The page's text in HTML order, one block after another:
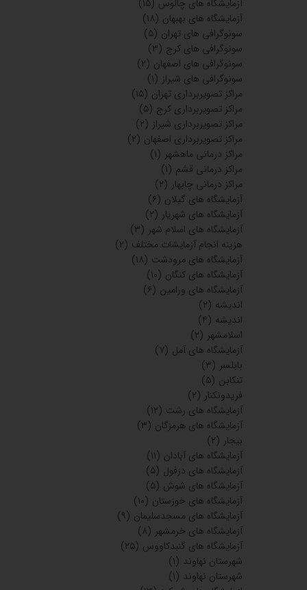
آزمایشگاه های چالوس (۱۵)
آزمایشگاه های بهبهان (۱۸)
سونوگرافی های تهران (۵)
سونوگرافی های کرج (۳)
سونوگرافی های اصفهان (۲)
سونوگرافی های شیراز (۱)
مراکز تصویربرداری تهران (۱۵)
مراکز تصویربرداری کرج (۵)
مراکز تصویربرداری شیراز (۲)
مراکز تصویربرداری اصفهان (۲)
مراکز درمانی ماهشهر (۱)
مراکز درمانی قشم (۱)
مراکز درمانی چابهار (۲)
آزمایشگاه های گیلان (۶)
آزمایشگاه های شهریار (۲)
آزمایشگاه های اسلام شهر (۳)
هزینه انجام آزمایشات مختلف (۲)
آزمایشگاه های مرودشت (۱۸)
آزمایشگاه های کنگان (۱۰)
آزمایشگاه های ورامین (۶)
اندیشه (۲)
اندیشه (۴)
اسلامشهر (۲)
آزمایشگاه های آمل (۷)
بابلسر (۳)
تنکابن (۵)
فریدونکنار (۲)
آزمایشگاه های رشت (۱۲)
آزمایشگاه های هرمزگان (۳)
بیجار (۲)
آزمایشگاه های آبادان (۱۱)
آزمایشگاه های دزفول (۵)
آزمایشگاه های شوش (۵)
آزمایشگاه های خوزستان (۱۰)
آزمایشگاه های مسجدسلیمان (۹)
آزمایشگاه های خرمشهر (۸)
آزمایشگاه های گنبدکاووس (۲۵)
شهرستان نهاوند (۱)
شهرستان نهاوند (۱)